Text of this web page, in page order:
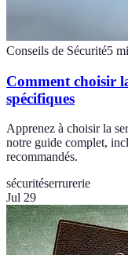
Conseils de Sécurité5
Comment choisir
spécifiques
Apprenez à choisir la
notre guide complet,
recommandés.
sécuritéserrurerie
Jul 29